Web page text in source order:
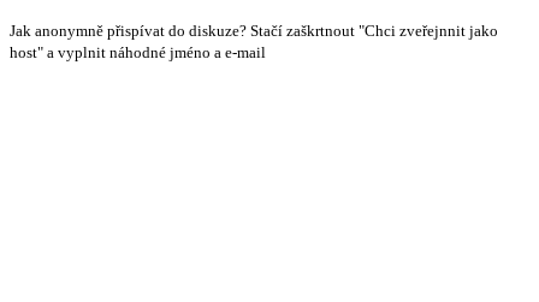
Jak anonymně přispívat do diskuze? Stačí zaškrtnout "Chci zveřejnnit jako
host" a vyplnit náhodné jméno a e-mail